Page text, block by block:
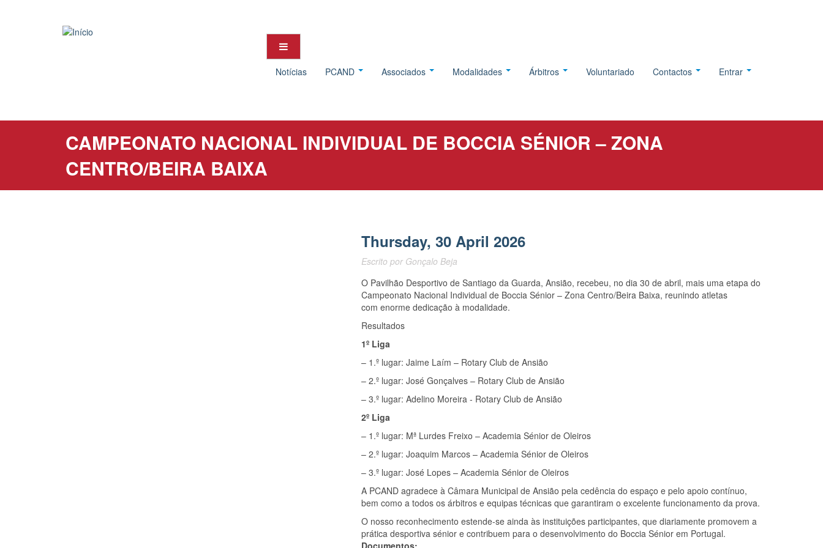
Notícias PCAND Associados Modalidades Árbitros Voluntariado Contactos Entrar
CAMPEONATO NACIONAL INDIVIDUAL DE BOCCIA SÉNIOR – ZONA
CENTRO/BEIRA BAIXA
Thursday, 30 April 2026
Escrito por Gonçalo Beja
O Pavilhão Desportivo de Santiago da Guarda, Ansião, recebeu, no dia 30 de abril, mais uma etapa do
Campeonato Nacional Individual de Boccia Sénior – Zona Centro/Beira Baixa, reunindo atletas
com enorme dedicação à modalidade.
Resultados
1º Liga
– 1.º lugar: Jaime Laím – Rotary Club de Ansião
– 2.º lugar: José Gonçalves – Rotary Club de Ansião
– 3.º lugar: Adelino Moreira - Rotary Club de Ansião
2º Liga
– 1.º lugar: Mª Lurdes Freixo – Academia Sénior de Oleiros
– 2.º lugar: Joaquim Marcos – Academia Sénior de Oleiros
– 3.º lugar: José Lopes – Academia Sénior de Oleiros
A PCAND agradece à Câmara Municipal de Ansião pela cedência do espaço e pelo apoio contínuo,
bem como a todos os árbitros e equipas técnicas que garantiram o excelente funcionamento da prova.
O nosso reconhecimento estende‑se ainda às instituições participantes, que diariamente promovem a
prática desportiva sénior e contribuem para o desenvolvimento do Boccia Sénior em Portugal.
Documentos: